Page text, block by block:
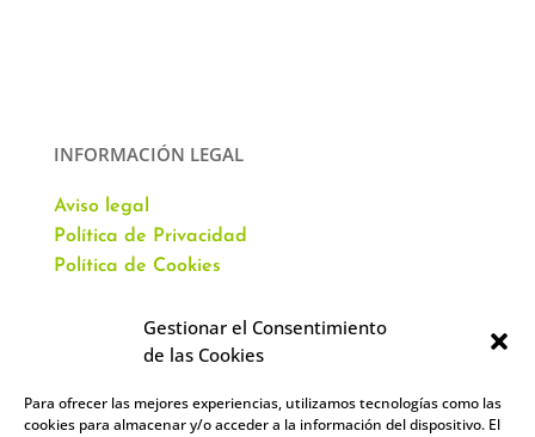
Gestionar el Consentimiento
de las Cookies
Para ofrecer las mejores experiencias, utilizamos tecnologías como las
cookies para almacenar y/o acceder a la información del dispositivo. El
INFORMACIÓN LEGAL
Aviso legal
Política de Privacidad
Política de Cookies
CONTACTO